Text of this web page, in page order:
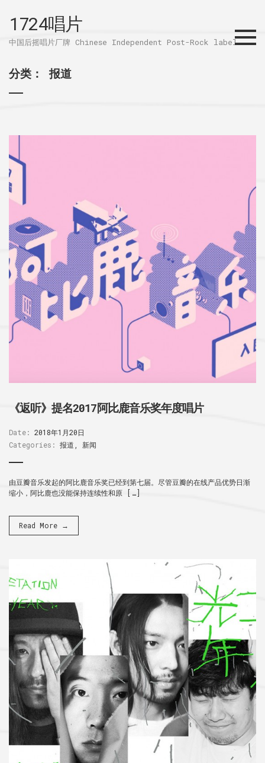
1724唱片
中国后摇唱片厂牌 Chinese Independent Post-Rock label
Menu
分类：报道
《返听》提名2017阿比鹿音乐奖年度唱片
Date: 2018年1月20日
Categories: 报道 新闻
由豆瓣音乐发起的阿比鹿音乐奖已经到第七届。尽管豆瓣的在线产品优势日渐
缩小，阿比鹿也没能保持连续性和原 […]
Read More →